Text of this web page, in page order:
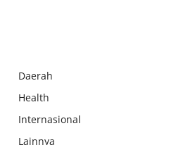
Daerah
Health
Internasional
Lainnya